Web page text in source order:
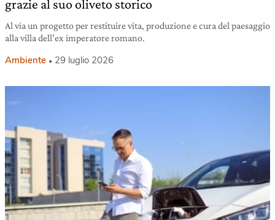
grazie al suo oliveto storico
Al via un progetto per restituire vita, produzione e cura del paesaggio
alla villa dell’ex imperatore romano.
Ambiente 29 luglio 2026